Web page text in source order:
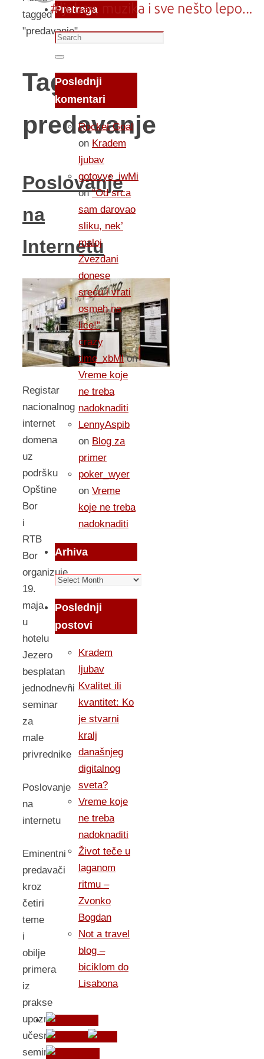
tagged
"predavanje"
Tag:
predavanje
Poslovanje
na
Internetu
Registar
nacionalnog
internet
domena
uz
podršku
Opštine
Bor
i
RTB
Bor
organizuje
19.
maja
u
hotelu
Jezero
besplatan
jednodnevni
seminar
za
male
privrednike
Poslovanje
na
internetu
Eminentni
predavači
kroz
četiri
teme
i
obilje
primera
iz
prakse
upoznaće
učesnike
seminara
Pretraga
Search
for:
Search
Poslednji
komentari
Rocket Goal
on Kradem
ljubav
gotovye_iwMi
on“Od srca
sam darovao
sliku, nek’
maloj
Zvezdani
donese
sreću i vrati
osmeh na
lice!”
crazy
time_xbMlon
Vreme koje
ne treba
nadoknaditi
LennyAspib
on Blog za
primer
poker_wyer
on Vreme
koje ne treba
nadoknaditi
Arhiva
Arhiva
Poslednji
postovi
Kradem
ljubav
Kvalitet ili
kvantitet: Ko
je stvarni
kralj
današnjeg
digitalnog
sveta?
Vreme koje
ne treba
nadoknaditi
Život teče u
laganom
ritmu –
Zvonko
Bogdan
Not a travel
blog –
biciklom do
Lisabona